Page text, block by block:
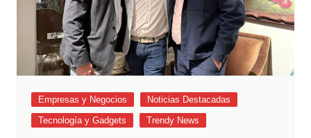
Empresas y Negocios
Noticias Destacadas
Tecnología y Gadgets
Trendy News